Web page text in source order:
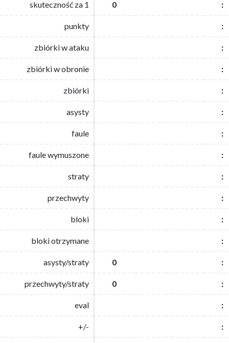
skuteczność za 1 0 :
punkty :
zbiórki w ataku :
zbiórki w obronie :
zbiórki :
asysty :
faule :
faule wymuszone :
straty :
przechwyty :
bloki :
bloki otrzymane :
asysty/straty 0 :
przechwyty/straty 0 :
eval :
+/- :
skuteczność za 1 0 :
punkty :
zbiórki w ataku :
zbiórki w obronie :
zbiórki :
asysty :
faule :
faule wymuszone :
straty :
przechwyty :
bloki :
bloki otrzymane :
asysty/straty 0 :
przechwyty/straty 0 :
eval :
+/- :